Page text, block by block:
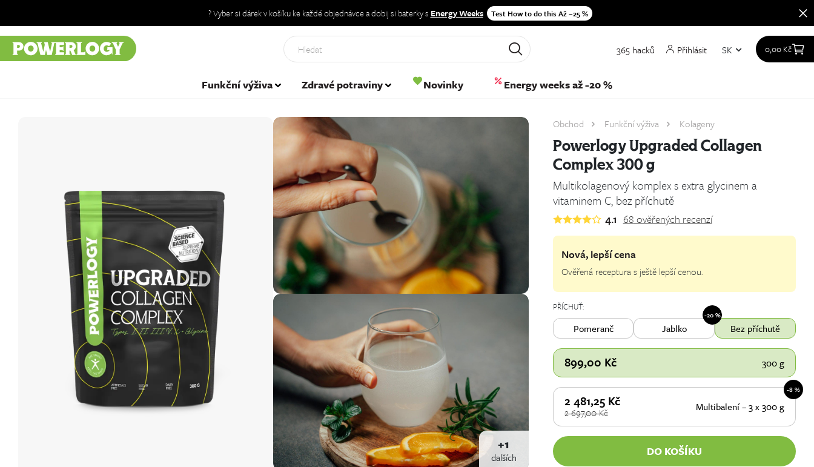
? Vyber si dárek v košíku ke každé objednávce a dobij si baterky s Energy Weeks Test How to do this Až −25 %
Hledat
365 hacků Přihlásit SK 0,00 Kč
Funkční výživa Zdravé potraviny
→
Novinky Energy weeks až -20 %
+1
dalších
Obchod Funkční výživa Kolageny
Powerlogy Upgraded Collagen
Complex 300 g
Multikolagenový komplex s extra glycinem a
vitaminem C, bez příchutě
4.1 68 ověřených recenzí
Nová, lepší cena
Ověřená receptura s ještě lepší cenou.
PŘÍCHUŤ:
Pomeranč
-20 %
Jablko Bez příchutě
899,00 Kč 300 g
2 481,25 Kč
2 697,00Kč Multibalení – 3 x 300 g
-8 %
DO KOŠÍKU